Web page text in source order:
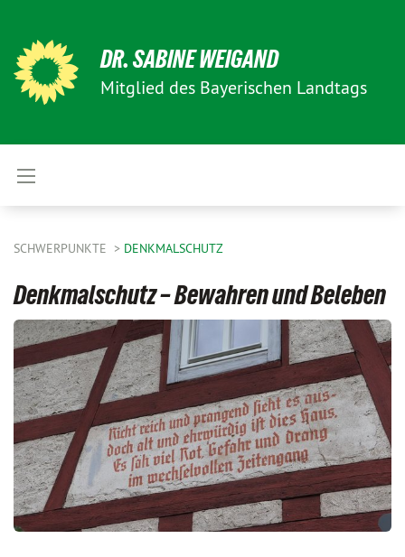
DR. SABINE WEIGAND
Mitglied des Bayerischen Landtags
SCHWERPUNKTE DENKMALSCHUTZ
Denkmalschutz – Bewahren und Beleben